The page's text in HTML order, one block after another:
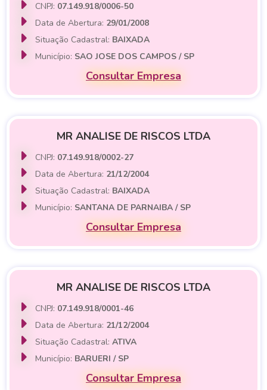
CNPJ: 07.149.918/0006-50
Data de Abertura: 29/01/2008
Situação Cadastral: BAIXADA
Município: SAO JOSE DOS CAMPOS / SP
Consultar Empresa
MR ANALISE DE RISCOS LTDA
CNPJ: 07.149.918/0002-27
Data de Abertura: 21/12/2004
Situação Cadastral: BAIXADA
Município: SANTANA DE PARNAIBA / SP
Consultar Empresa
MR ANALISE DE RISCOS LTDA
CNPJ: 07.149.918/0001-46
Data de Abertura: 21/12/2004
Situação Cadastral:ATIVA
Município: BARUERI / SP
Consultar Empresa